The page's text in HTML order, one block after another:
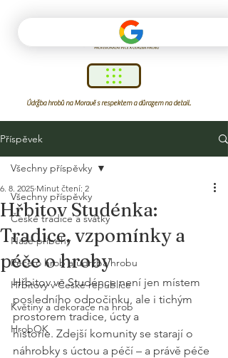
Údržba hrobů na Moravě s respektem a důrazem na detail.
Příspěvek
Všechny příspěvky
České tradice a svátky
Naše příběhy
Péče o hrob a údržba hrobu
Hřbitovy v České republice
Květiny a dekorace na hrob
HrobOK
Všechny příspěvky
Hřbitov Studénka:
Tradice, vzpomínky a
péče o hroby
6. 8. 2025 Minut čtení: 2
Hřbitov ve Studénce není jen místem
posledního odpočinku, ale i tichým
prostorem tradice, úcty a
historie. Zdejší komunity se starají o
náhrobky s úctou a péčí – a právě péče